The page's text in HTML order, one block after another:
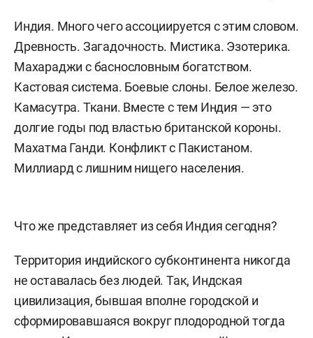
Индия. Много чего ассоциируется с этим словом.
Древность. Загадочность. Мистика. Эзотерика.
Махараджи с баснословным богатством.
Кастовая система. Боевые слоны. Белое железо.
Камасутра. Ткани. Вместе с тем Индия — это
долгие годы под властью британской короны.
Махатма Ганди. Конфликт с Пакистаном.
Миллиард с лишним нищего населения.
Что же представляет из себя Индия сегодня?
Территория индийского субконтинента никогда
не оставалась без людей. Так, Индская
цивилизация, бывшая вполне городской и
сформировавшаяся вокруг плодородной тогда